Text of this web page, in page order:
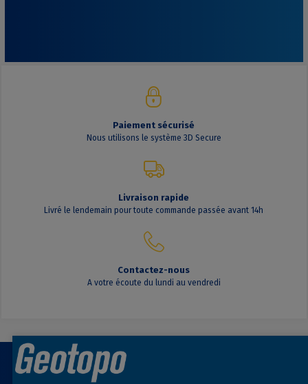
Paiement sécurisé
Nous utilisons le système 3D Secure
Livraison rapide
Livré le lendemain pour toute commande passée avant 14h
Contactez-nous
A votre écoute du lundi au vendredi